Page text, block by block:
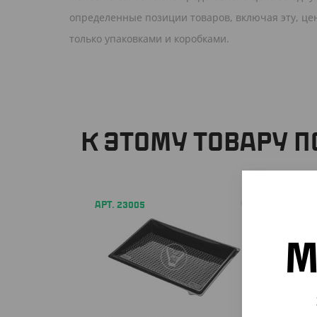
определенные позиции товаров, включая эту,
только упаковками и коробками.
К ЭТОМУ ТОВАРУ
АРТ. 23005